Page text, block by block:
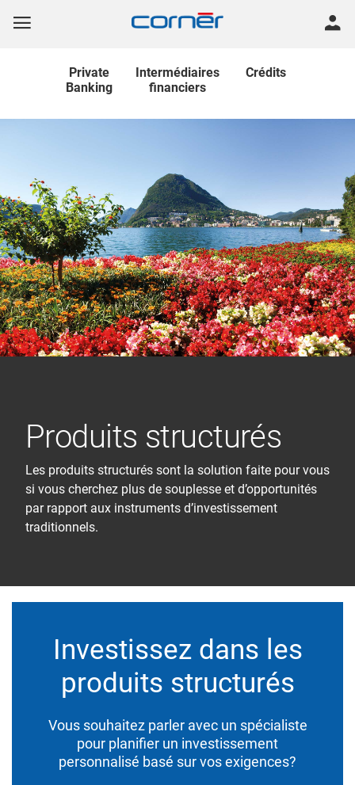
Private
Banking
Intermédiaires
financiers
Crédits
Produits structurés
Les produits structurés sont la solution faite pour vous
si vous cherchez plus de souplesse et d’opportunités
par rapport aux instruments d’investissement
traditionnels.
Investissez dans les
produits structurés
Vous souhaitez parler avec un spécialiste
pour planifier un investissement
personnalisé basé sur vos exigences?